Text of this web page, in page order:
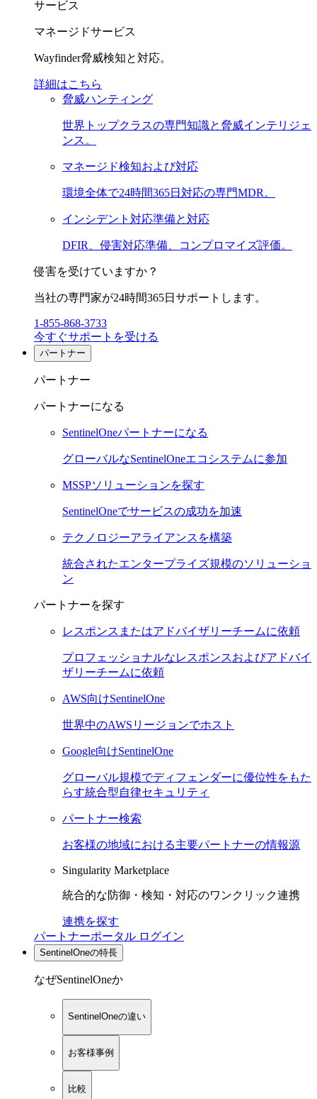
サービス
マネージドサービス
Wayfinder脅威検知と対応。
詳細はこちら
脅威ハンティング
世界トップクラスの専門知識と脅威インテリジェ
ンス。
マネージド検知および対応
環境全体で24時間365日対応の専門MDR。
インシデント対応準備と対応
DFIR、侵害対応準備、コンプロマイズ評価。
侵害を受けていますか？
当社の専門家が24時間365日サポートします。
1-855-868-3733
今すぐサポートを受ける
パートナー
パートナー
パートナーになる
SentinelOneパートナーになる
グローバルなSentinelOneエコシステムに参加
MSSPソリューションを探す
SentinelOneでサービスの成功を加速
テクノロジーアライアンスを構築
統合されたエンタープライズ規模のソリューショ
ン
パートナーを探す
レスポンスまたはアドバイザリーチームに依頼
プロフェッショナルなレスポンスおよびアドバイ
ザリーチームに依頼
AWS向けSentinelOne
世界中のAWSリージョンでホスト
Google向けSentinelOne
グローバル規模でディフェンダーに優位性をもた
らす統合型自律セキュリティ
パートナー検索
お客様の地域における主要パートナーの情報源
Singularity Marketplace
統合的な防御・検知・対応のワンクリック連携
連携を探す
パートナーポータル ログイン
SentinelOneの特長
なぜSentinelOneか
SentinelOneの違い
お客様事例
比較